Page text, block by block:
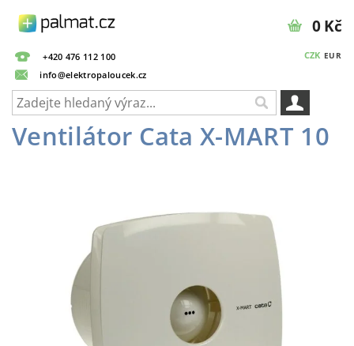
+420 476 112 100
info@elektropaloucek.cz
CZK EUR
0 Kč
Ventilátor Cata X-MART 10